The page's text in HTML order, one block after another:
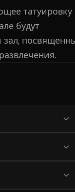
татуировку
будут
зал,